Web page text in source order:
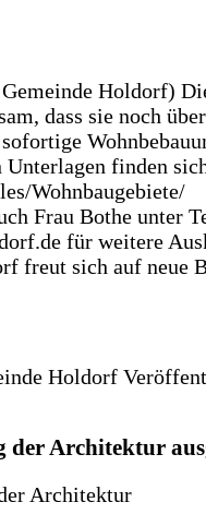
Holdorf)
dass sie noch
Unterlagen finden
Wohnbaugebiete/
Frau Bothe unter
für weitere
freut sich auf neue
Holdorf
Architektur